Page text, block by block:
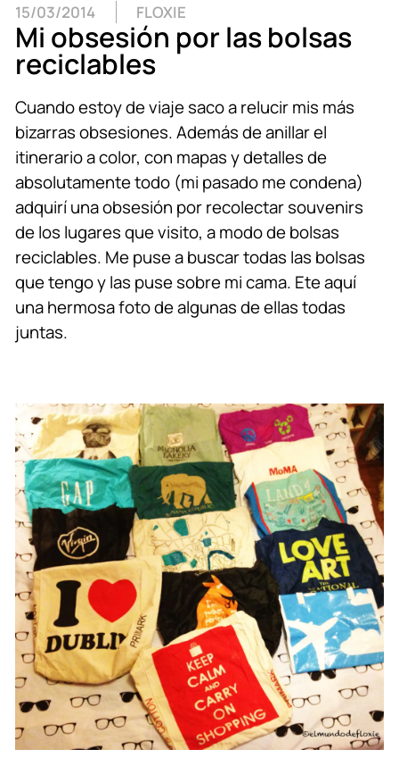
15/03/2014 FLOXIE
Mi obsesión por las bolsas
reciclables
Cuando estoy de viaje saco a relucir mis más
bizarras obsesiones. Además de anillar el
itinerario a color, con mapas y detalles de
absolutamente todo (mi pasado me condena)
adquirí una obsesión por recolectar souvenirs
de los lugares que visito, a modo de bolsas
reciclables. Me puse a buscar todas las bolsas
que tengo y las puse sobre mi cama. Ete aquí
una hermosa foto de algunas de ellas todas
juntas.